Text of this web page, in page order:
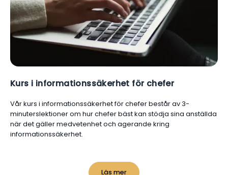
Kurs i informationssäkerhet för chefer
Vår kurs i informationssäkerhet för chefer består av 3-
minuterslektioner om hur chefer bäst kan stödja sina anställda
när det gäller medvetenhet och agerande kring
informationssäkerhet.
Läs mer